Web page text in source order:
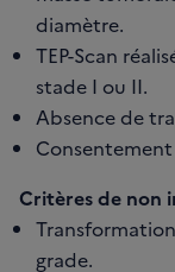
diamètre.
TEP-Scan
stade I ou II.
Absence de
Consentement
Critères de non
grade.